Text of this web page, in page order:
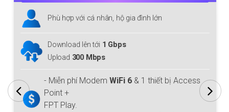
Phù hợp với cá nhân, hộ gia đình lớn
Download lên tới 1 Gbps
Upload 300 Mbps
- Miễn phí Modem WiFi 6& 1 thiết bị Access
Point +
FPT Play.